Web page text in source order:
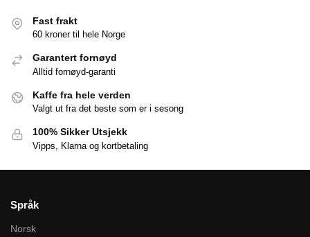
Fast frakt
60 kroner til hele Norge
Garantert fornøyd
Alltid fornøyd-garanti
Kaffe fra hele verden
Valgt ut fra det beste som er i sesong
100% Sikker Utsjekk
Vipps, Klarna og kortbetaling
Språk
Norsk